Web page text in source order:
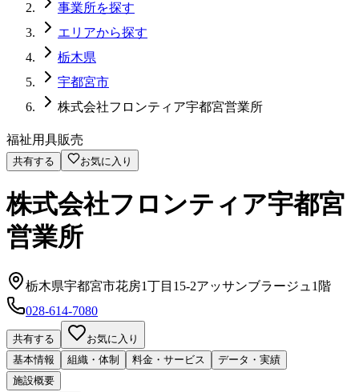
事業所を探す
エリアから探す
栃木県
宇都宮市
株式会社フロンティア宇都宮営業所
福祉用具販売
共有する お気に入り
株式会社フロンティア宇都宮
営業所
栃木県宇都宮市花房1丁目15-2アッサンブラージュ1階
028-614-7080
共有する
お気に入り
基本情報
組織・体制 料金・サービス
データ・実績
施設概要